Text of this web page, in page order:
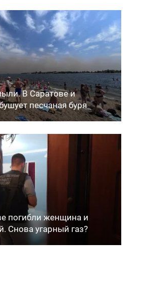
В Саратове и
песчаная буря
погибли женщина и
Снова угарный газ?